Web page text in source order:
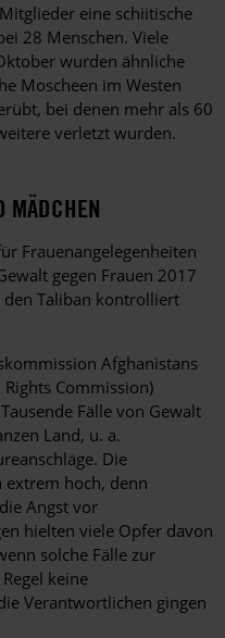
eine schiitische
28 Menschen. Viele
wurden ähnliche
Moscheen im Westen
bei denen mehr als 60
verletzt wurden.
MÄDCHEN
Frauenangelegenheiten
gegen Frauen 2017
Taliban kontrolliert
Afghanistans
Commission)
Fälle von Gewalt
Land, u. a.
Die
hoch, denn
Angst vor
hielten viele Opfer davon
solche Fälle zur
keine
Verantwortlichen gingen